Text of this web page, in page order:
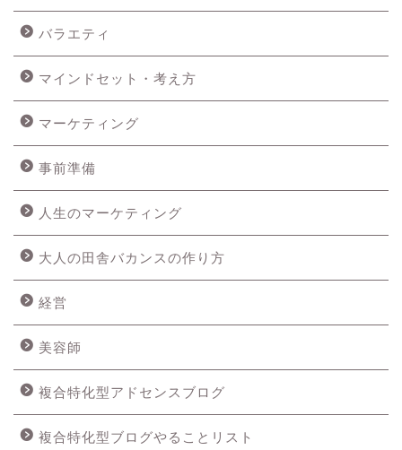
バラエティ
マインドセット・考え方
マーケティング
事前準備
人生のマーケティング
大人の田舎バカンスの作り方
経営
美容師
複合特化型アドセンスブログ
複合特化型ブログやることリスト